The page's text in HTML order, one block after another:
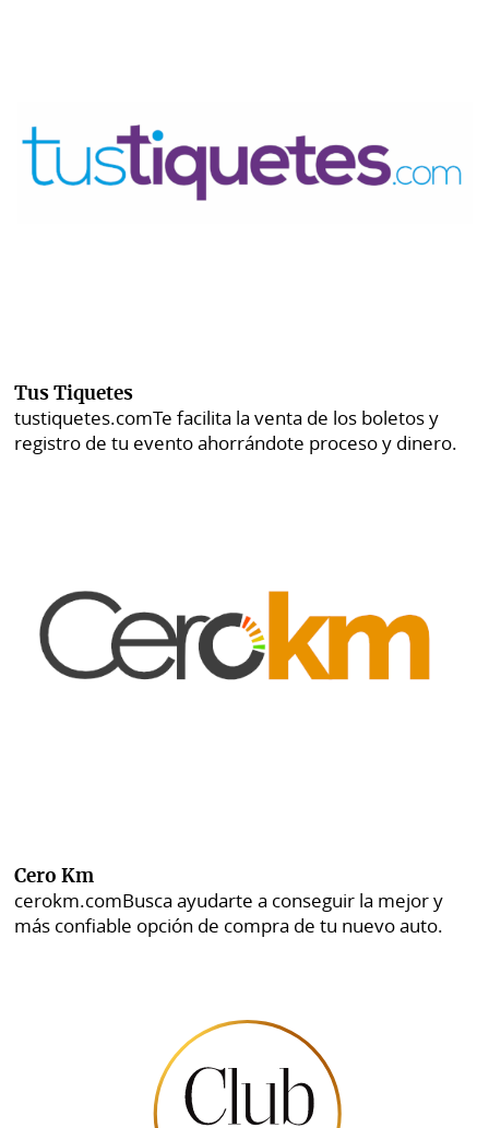
Tus Tiquetes
tustiquetes.comTe facilita la venta de los boletos y
registro de tu evento ahorrándote proceso y dinero.
Cero Km
cerokm.comBusca ayudarte a conseguir la mejor y
más confiable opción de compra de tu nuevo auto.